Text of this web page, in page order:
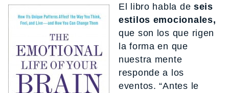
El libro habla de seis
estilos emocionales,
que son los que rigen
la forma en que
nuestra mente
responde a los
eventos. “Antes le